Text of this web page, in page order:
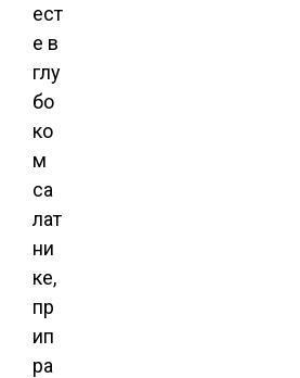
ест
е в
глу
бо
ко
м
са
лат
ни
ке,
пр
ип
ра